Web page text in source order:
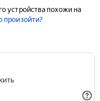
устройства похожи на
произойти?